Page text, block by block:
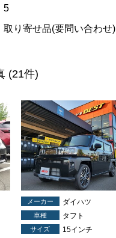
5
取り寄せ品(要問い合わせ)
(21件)
メーカー ダイハツ
車種 タフト
サイズ 15インチ